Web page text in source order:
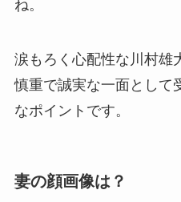
ね。
涙もろく心配性な川村雄
慎重で誠実な一面として
なポイントです。
妻の顔画像は？